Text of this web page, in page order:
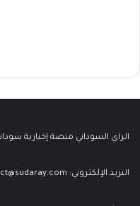
الراي السوداني منصة إخبارية
البريد الإلكتروني: